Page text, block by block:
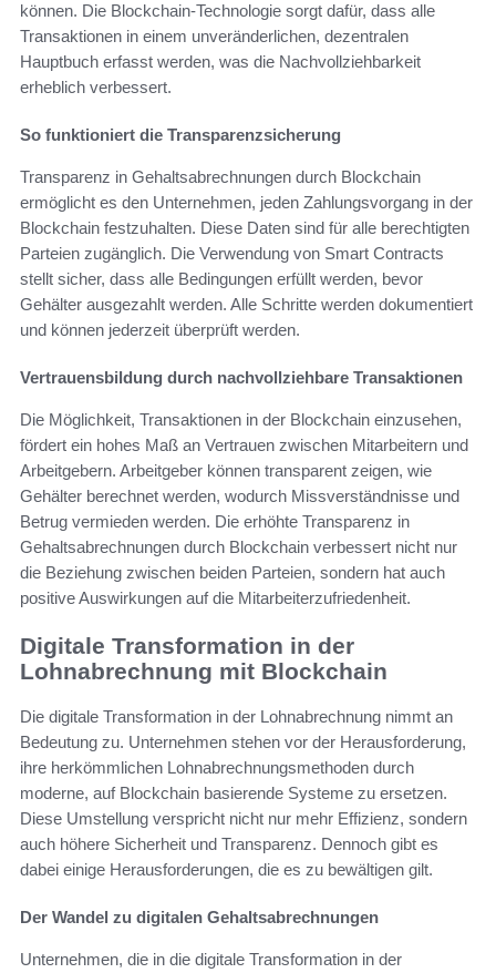
können. Die Blockchain-Technologie sorgt dafür, dass alle
Transaktionen in einem unveränderlichen, dezentralen
Hauptbuch erfasst werden, was die Nachvollziehbarkeit
erheblich verbessert.
So funktioniert die Transparenzsicherung
Transparenz in Gehaltsabrechnungen durch Blockchain
ermöglicht es den Unternehmen, jeden Zahlungsvorgang in der
Blockchain festzuhalten. Diese Daten sind für alle berechtigten
Parteien zugänglich. Die Verwendung von Smart Contracts
stellt sicher, dass alle Bedingungen erfüllt werden, bevor
Gehälter ausgezahlt werden. Alle Schritte werden dokumentiert
und können jederzeit überprüft werden.
Vertrauensbildung durch nachvollziehbare Transaktionen
Die Möglichkeit, Transaktionen in der Blockchain einzusehen,
fördert ein hohes Maß an Vertrauen zwischen Mitarbeitern und
Arbeitgebern. Arbeitgeber können transparent zeigen, wie
Gehälter berechnet werden, wodurch Missverständnisse und
Betrug vermieden werden. Die erhöhte Transparenz in
Gehaltsabrechnungen durch Blockchain verbessert nicht nur
die Beziehung zwischen beiden Parteien, sondern hat auch
positive Auswirkungen auf die Mitarbeiterzufriedenheit.
Digitale Transformation in der
Lohnabrechnung mit Blockchain
Die digitale Transformation in der Lohnabrechnung nimmt an
Bedeutung zu. Unternehmen stehen vor der Herausforderung,
ihre herkömmlichen Lohnabrechnungsmethoden durch
moderne, auf Blockchain basierende Systeme zu ersetzen.
Diese Umstellung verspricht nicht nur mehr Effizienz, sondern
auch höhere Sicherheit und Transparenz. Dennoch gibt es
dabei einige Herausforderungen, die es zu bewältigen gilt.
Der Wandel zu digitalen Gehaltsabrechnungen
Unternehmen, die in die digitale Transformation in der